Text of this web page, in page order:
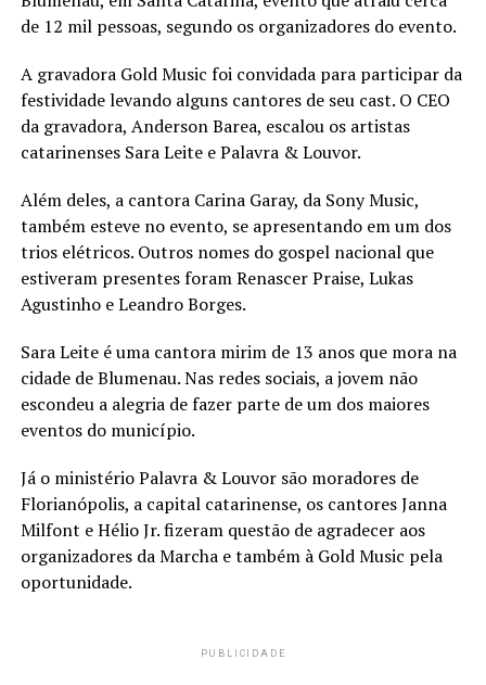
de 12 mil pessoas, segundo os organizadores do evento.
A gravadora Gold Music foi convidada para participar da
festividade levando alguns cantores de seu cast. O CEO
da gravadora, Anderson Barea, escalou os artistas
catarinenses Sara Leite e Palavra & Louvor.
Além deles, a cantora Carina Garay, da Sony Music,
também esteve no evento, se apresentando em um dos
trios elétricos. Outros nomes do gospel nacional que
estiveram presentes foram Renascer Praise, Lukas
Agustinho e Leandro Borges.
Sara Leite é uma cantora mirim de 13 anos que mora na
cidade de Blumenau. Nas redes sociais, a jovem não
escondeu a alegria de fazer parte de um dos maiores
eventos do município.
Já o ministério Palavra & Louvor são moradores de
Florianópolis, a capital catarinense, os cantores Janna
Milfont e Hélio Jr. fizeram questão de agradecer aos
organizadores da Marcha e também à Gold Music pela
oportunidade.
PUBLICIDADE